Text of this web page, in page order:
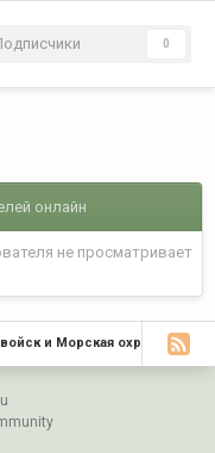
0
онлайн
не просматривает
и Морская охрана